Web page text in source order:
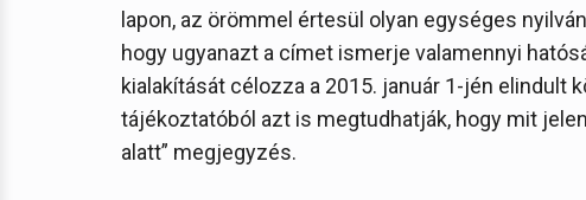
lapon, az örömmel értesül olyan egységes
hogy ugyanazt a címet ismerje valamennyi
kialakítását célozza a 2015. január 1-jén elindult
tájékoztatóból azt is megtudhatják, hogy mit
alatt” megjegyzés.